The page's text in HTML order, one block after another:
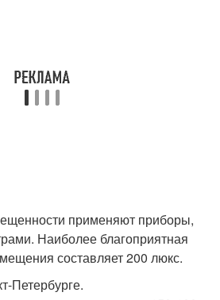
применяют приборы,
Наиболее благоприятная
составляет 200 люкс.
Петербурге.